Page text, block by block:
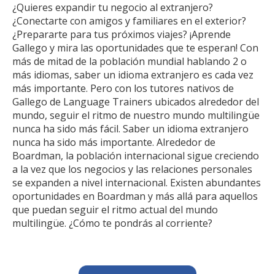
¿Quieres expandir tu negocio al extranjero?
¿Conectarte con amigos y familiares en el exterior?
¿Prepararte para tus próximos viajes? ¡Aprende
Gallego y mira las oportunidades que te esperan! Con
más de mitad de la población mundial hablando 2 o
más idiomas, saber un idioma extranjero es cada vez
más importante. Pero con los tutores nativos de
Gallego de Language Trainers ubicados alrededor del
mundo, seguir el ritmo de nuestro mundo multilingüe
nunca ha sido más fácil. Saber un idioma extranjero
nunca ha sido más importante. Alrededor de
Boardman, la población internacional sigue creciendo
a la vez que los negocios y las relaciones personales
se expanden a nivel internacional. Existen abundantes
oportunidades en Boardman y más allá para aquellos
que puedan seguir el ritmo actual del mundo
multilingüe. ¿Cómo te pondrás al corriente?